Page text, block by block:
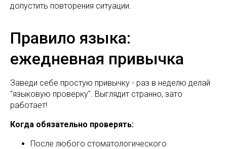
допустить повторения ситуации.
Правило языка:
ежедневная привычка
Заведи себе простую привычку - раз в неделю делай
"языковую проверку". Выглядит странно, зато
работает!
Когда обязательно проверять:
После любого стоматологического